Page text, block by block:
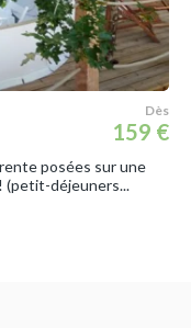
Dès
159 €
posées sur une
(petit-déjeuners...